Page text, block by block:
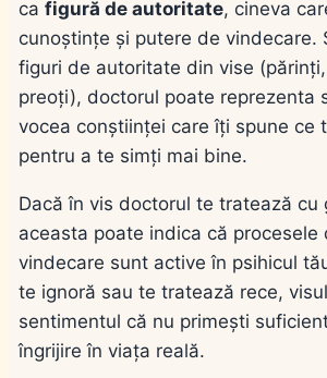
ca figură de autoritate, cineva
cunoștințe și putere de vindecare.
figuri de autoritate din vise
preoți), doctorul poate reprezenta
vocea conștiinței care îți spune ce
pentru a te simți mai bine.
Dacă în vis doctorul te tratează cu
aceasta poate indica că procesele
vindecare sunt active în psihicul
te ignoră sau te tratează rece,
sentimentul că nu primești
îngrijire în viața reală.